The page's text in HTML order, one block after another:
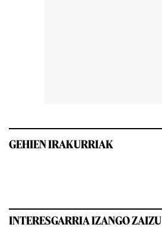
GEHIEN IRAKURRIAK
INTERESGARRIA IZANGO ZAIZU